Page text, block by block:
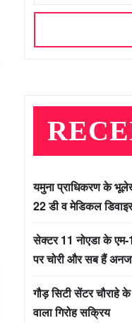
यमुना प्राधिकरण के
22 डी व मेडिकल
सेक्टर 11 नोएडा के एम-
पर चोरी और सब हैं
गौड़ सिटी सेंटर चौराहे
वाला गिरोह सक्रिय